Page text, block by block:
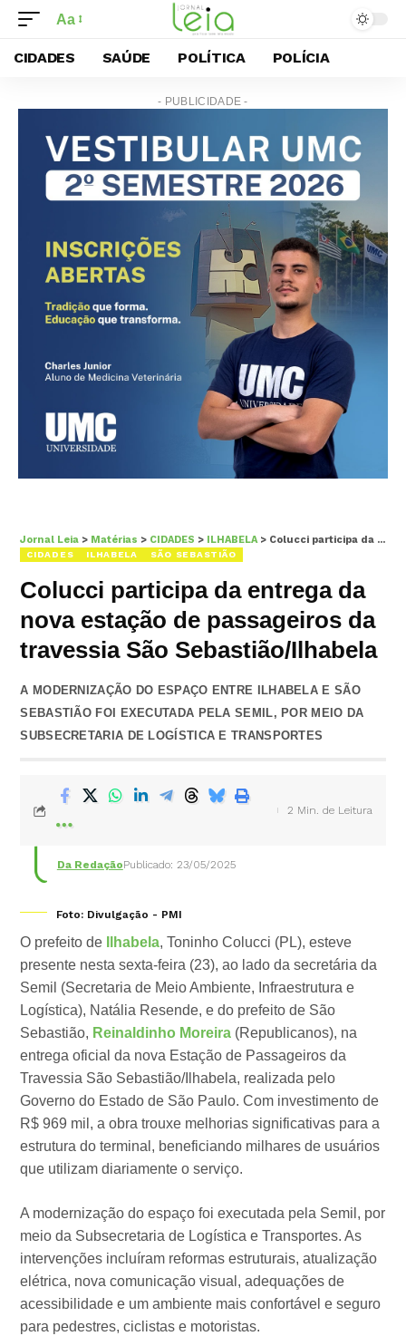
Aa
CIDADES SAÚDE POLÍTICA POLÍCIA
- PUBLICIDADE -
Jornal Leia > Matérias > CIDADES > ILHABELA> Colucci participa da entrega da nova estação de passageiros da travessia São Sebastião/Ilhabela
CIDADES ILHABELA SÃO SEBASTIÃO
Colucci participa da entrega da
nova estação de passageiros da
travessia São Sebastião/Ilhabela
A MODERNIZAÇÃO DO ESPAÇO ENTRE ILHABELA E SÃO
SEBASTIÃO FOI EXECUTADA PELA SEMIL, POR MEIO DA
SUBSECRETARIA DE LOGÍSTICA E TRANSPORTES
Da RedaçãoPublicado: 23/05/2025
2 Min. de Leitura
Foto: Divulgação - PMI
O prefeito de Ilhabela, Toninho Colucci (PL), esteve
presente nesta sexta-feira (23), ao lado da secretária da
Semil (Secretaria de Meio Ambiente, Infraestrutura e
Logística), Natália Resende, e do prefeito de São
Sebastião, Reinaldinho Moreira (Republicanos), na
entrega oficial da nova Estação de Passageiros da
Travessia São Sebastião/Ilhabela, realizada pelo
Governo do Estado de São Paulo. Com investimento de
R$ 969 mil, a obra trouxe melhorias significativas para a
estrutura do terminal, beneficiando milhares de usuários
que utilizam diariamente o serviço.
A modernização do espaço foi executada pela Semil, por
meio da Subsecretaria de Logística e Transportes. As
intervenções incluíram reformas estruturais, atualização
elétrica, nova comunicação visual, adequações de
acessibilidade e um ambiente mais confortável e seguro
para pedestres, ciclistas e motoristas.